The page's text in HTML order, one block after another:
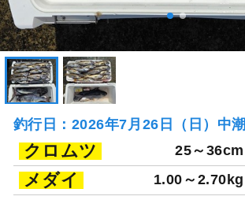
釣行日：2026年7月26日（日）中潮
クロムツ 25～36cm
メダイ 1.00～2.70kg